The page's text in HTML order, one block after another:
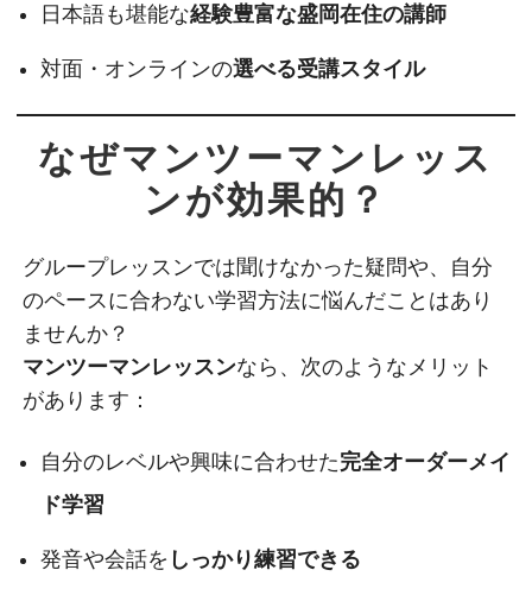
日本語も堪能な経験豊富な盛岡在住の講師
対面・オンラインの選べる受講スタイル
なぜマンツーマンレッス
ンが効果的？
グループレッスンでは聞けなかった疑問や、自分
のペースに合わない学習方法に悩んだことはあり
ませんか？
マンツーマンレッスンなら、次のようなメリット
があります：
自分のレベルや興味に合わせた完全オーダーメイ
ド学習
発音や会話を しっかり練習できる